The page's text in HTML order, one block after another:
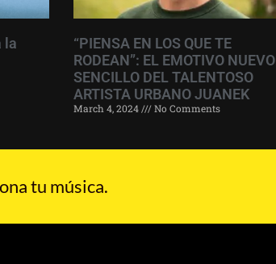
la
“PIENSA EN LOS QUE TE
RODEAN”: EL EMOTIVO NUEVO
SENCILLO DEL TALENTOSO
ARTISTA URBANO JUANEK
March 4, 2024 No Comments
tu música.